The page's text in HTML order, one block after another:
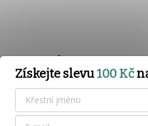
Chtěli bychom, aby se Vám na
Sledovat na
Přijímáme online platby
Získejte slevu100 Kč